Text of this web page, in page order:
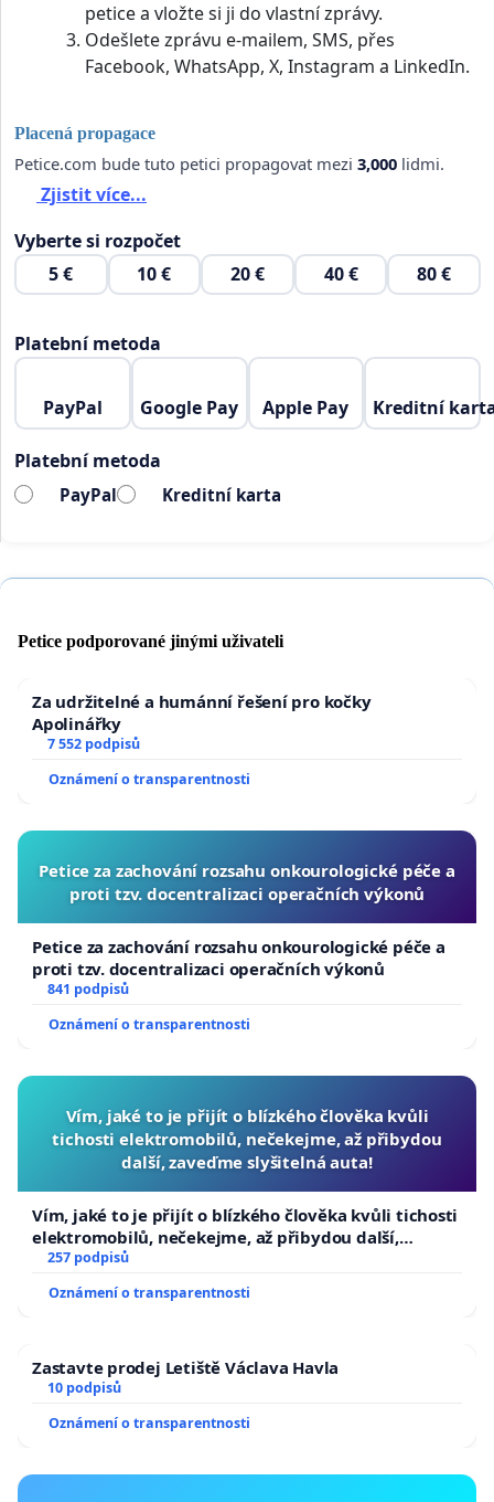
petice a vložte si ji do vlastní zprávy.
Odešlete zprávu e-mailem, SMS, přes
Facebook, WhatsApp, X, Instagram a LinkedIn.
Placená propagace
Petice.com bude tuto petici propagovat mezi 3,000 lidmi.
Zjistit více...
Vyberte si rozpočet
5 €
10 € 20 € 40 € 80 €
Platební metoda
PayPal Google Pay Apple Pay Kreditní
Platební metoda
PayPal Kreditní karta
Petice podporované jinými uživateli
Za udržitelné a humánní řešení pro kočky
Apolinářky
7 552 podpisů
Oznámení o transparentnosti
Petice za zachování rozsahu onkourologické péče a
proti tzv. docentralizaci operačních výkonů
Petice za zachování rozsahu onkourologické péče a
proti tzv. docentralizaci operačních výkonů
841 podpisů
Oznámení o transparentnosti
Vím, jaké to je přijít o blízkého člověka kvůli
tichosti elektromobilů, nečekejme, až přibydou
další, zaveďme slyšitelná auta!
Vím, jaké to je přijít o blízkého člověka kvůli tichosti
elektromobilů, nečekejme, až přibydou další,
zaveďme slyšitelná auta!
257 podpisů
Oznámení o transparentnosti
Zastavte prodej Letiště Václava Havla
10 podpisů
Oznámení o transparentnosti